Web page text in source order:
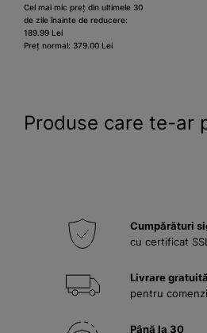
Cel mai mic preț din ultimele 30
de zile înainte de reducere:
189.99 Lei
Preț normal: 379.00 Lei
Produse care te-ar
Cumpărături
cu certificat SSL
Livrare gratuită
pentru
Până la 30